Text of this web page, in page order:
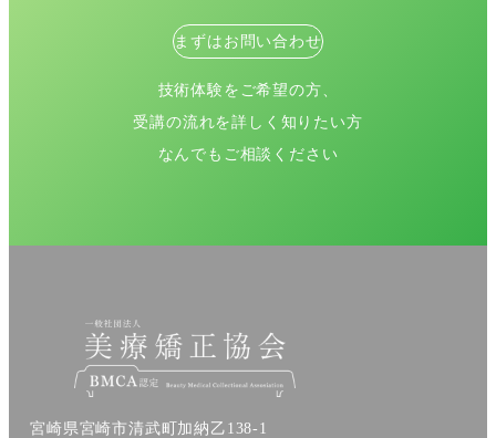
まずはお問い合わせ
技術体験をご希望の方、
受講の流れを詳しく知りたい方
なんでもご相談ください
宮崎県宮崎市清武町加納乙138-1